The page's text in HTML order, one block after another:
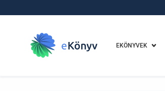
EKÖNYVEK